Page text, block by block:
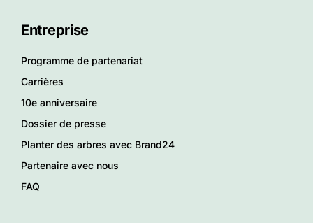
Entreprise
Programme de partenariat
Carrières
10e anniversaire
Dossier de presse
Planter des arbres avec Brand24
Partenaire avec nous
FAQ